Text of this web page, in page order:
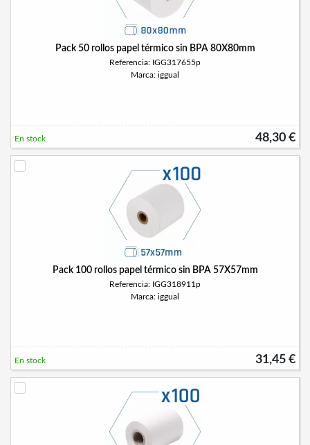
Pack 50 rollos papel térmico sin BPA 80X80mm
Referencia: IGG317655p
Marca: iggual
48,30 €
En stock
Pack 100 rollos papel térmico sin BPA 57X57mm
Referencia: IGG318911p
Marca: iggual
31,45 €
En stock